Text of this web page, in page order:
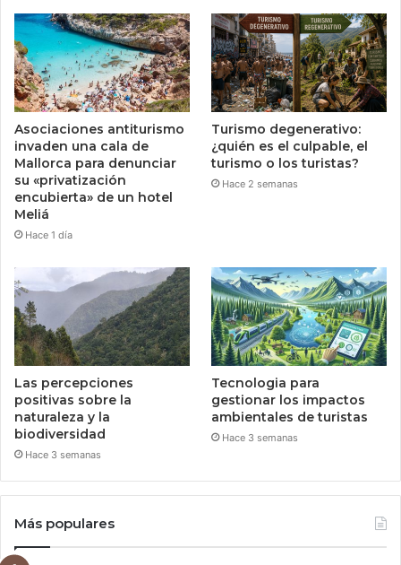
Asociaciones antiturismo
invaden una cala de
Mallorca para denunciar
su «privatización
encubierta» de un hotel
Meliá
Hace 1 día
Turismo degenerativo:
¿quién es el culpable, el
turismo o los turistas?
Hace 2 semanas
Las percepciones
positivas sobre la
naturaleza y la
biodiversidad
Hace 3 semanas
Tecnologia para
gestionar los impactos
ambientales de turistas
Hace 3 semanas
Más populares